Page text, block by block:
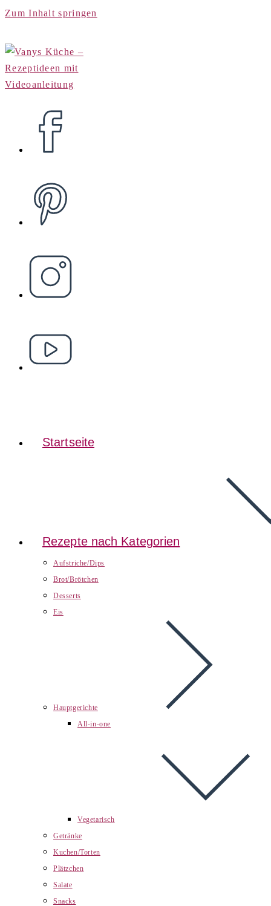
Zum Inhalt springen
Startseite
Rezepte nach Kategorien
Aufstriche/Dips
Brot/Brötchen
Desserts
Eis
Hauptgerichte
All-in-one
Vegetarisch
Getränke
Kuchen/Torten
Plätzchen
Salate
Snacks